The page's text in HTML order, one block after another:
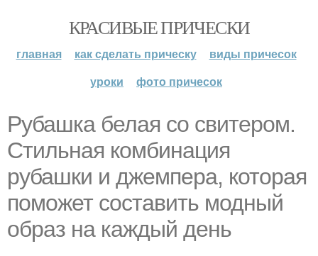
КРАСИВЫЕ ПРИЧЕСКИ
главная как сделать прическу
виды причесок
уроки
фото причесок
Рубашка белая со свитером.
Стильная комбинация
рубашки и джемпера, которая
поможет составить модный
образ на каждый день